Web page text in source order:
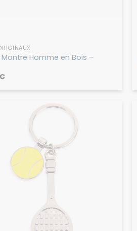
Homme en Bois –
€